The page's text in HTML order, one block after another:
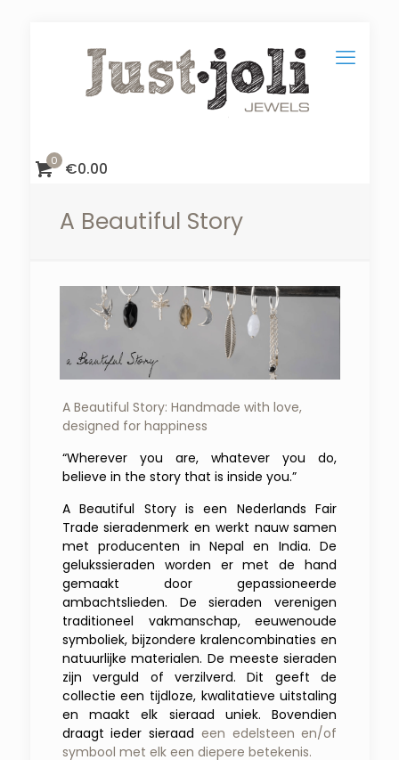
0 €0.00
A Beautiful Story
A Beautiful Story: Handmade with love,
designed for happiness
“Wherever you are, whatever you do,
believe in the story that is inside you.”
A Beautiful Story is een Nederlands Fair
Trade sieradenmerk en werkt nauw samen
met producenten in Nepal en India. De
gelukssieraden worden er met de hand
gemaakt door gepassioneerde
ambachtslieden. De sieraden verenigen
traditioneel vakmanschap, eeuwenoude
symboliek, bijzondere kralencombinaties en
natuurlijke materialen. De meeste sieraden
zijn verguld of verzilverd. Dit geeft de
collectie een tijdloze, kwalitatieve uitstaling
en maakt elk sieraad uniek.Bovendien
draagt ieder sieraad een edelsteen en/of
symbool met elk een diepere betekenis.